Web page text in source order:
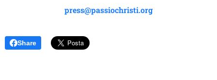
press@passiochristi.org
Share